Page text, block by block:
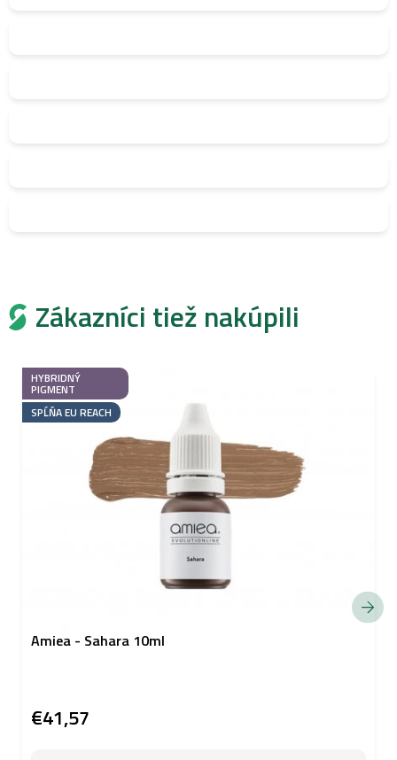
Zákazníci tiež nakúpili
HYBRIDNÝ
PIGMENT
SPĹŇA EU REACH
Amiea - Sahara 10ml
€41,57